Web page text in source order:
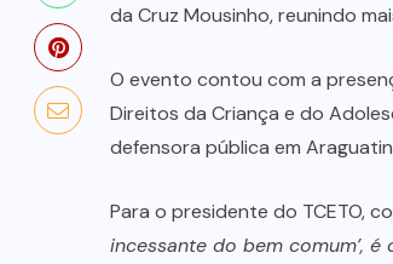
da Cruz Mousinho, reunindo
O evento contou com a
Direitos da Criança e do
defensora pública em
Para o presidente do TCETO,
incessante do bem comum’,